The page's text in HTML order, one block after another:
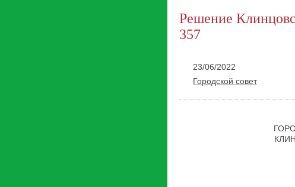
Решение
357
23/06/2022
Городской совет